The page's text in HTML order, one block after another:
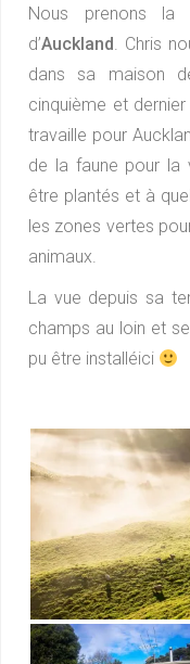
Nous prenons
d’Auckland. Chris
dans sa maison
cinquième et dernier
travaille pour
de la faune pour la
être plantés et à
les zones vertes
animaux.
La vue depuis sa
champs au loin et
pu être installéici